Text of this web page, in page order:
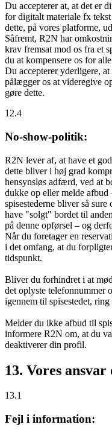
Du accepterer at, at det er
for digitalt materiale fx
dette, på vores platforme,
Såfremt, R2N har
krav fremsat mod os fra et
du at kompensere os for
Du accepterer yderligere,
pålægger os at videregive
gøre dette.
12.4
No-show-politik:
R2N lever af, at have et
dette bliver i høj grad
hensynsløs adfærd, ved at
dukke op eller melde
spisestederne bliver så
have "solgt" bordet til
på denne opførsel – og
Når du foretager en
i det omfang, at du
tidspunkt.
Bliver du forhindret i at
det oplyste telefonnummer
igennem til spisestedet,
Melder du ikke afbud til
informere R2N om, at du
deaktiverer din profil.
13. Vores
13.1
Fejl i information: